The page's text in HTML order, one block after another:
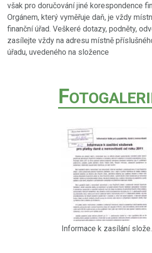
však pro doručování jiné korespondence
Orgánem, který vyměřuje daň, je vždy
finanční úřad. Veškeré dotazy, podněty,
zasílejte vždy na adresu místně
úřadu, uvedeného na složence
F
Informace k